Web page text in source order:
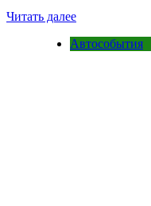
Читать далее
Автособытия